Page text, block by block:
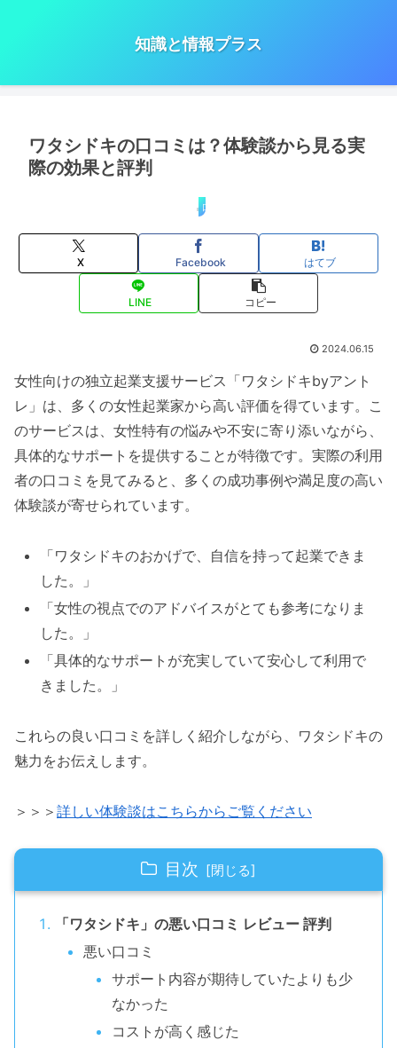
知識と情報プラス
ワタシドキの口コミは？体験談から見る実
際の効果と評判
口コミ・評判
X Facebook はてブ
LINE コピー
2024.06.15
女性向けの独立起業支援サービス「ワタシドキbyアント
レ」は、多くの女性起業家から高い評価を得ています。こ
のサービスは、女性特有の悩みや不安に寄り添いながら、
具体的なサポートを提供することが特徴です。実際の利用
者の口コミを見てみると、多くの成功事例や満足度の高い
体験談が寄せられています。
「ワタシドキのおかげで、自信を持って起業できま
した。」
「女性の視点でのアドバイスがとても参考になりま
した。」
「具体的なサポートが充実していて安心して利用で
きました。」
これらの良い口コミを詳しく紹介しながら、ワタシドキの
魅力をお伝えします。
＞＞＞ 詳しい体験談はこちらからご覧ください
目次
「ワタシドキ」の悪い口コミ レビュー 評判
悪い口コミ
サポート内容が期待していたよりも少
なかった
コストが高く感じた